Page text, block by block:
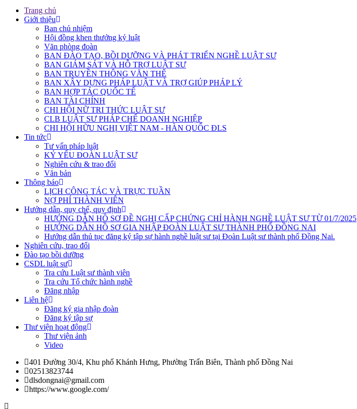
Trang chủ
Giới thiệu
Ban chủ nhiệm
Hội đồng khen thưởng kỷ luật
Văn phòng đoàn
BAN ĐÀO TẠO, BỒI DƯỠNG VÀ PHÁT TRIỂN NGHỀ LUẬT SƯ
BAN GIÁM SÁT VÀ HỖ TRỢ LUẬT SƯ
BAN TRUYỀN THÔNG VĂN THỂ
BAN XÂY DỰNG PHÁP LUẬT VÀ TRỢ GIÚP PHÁP LÝ
BAN HỢP TÁC QUỐC TẾ
BAN TÀI CHÍNH
CHI HỘI NỮ TRI THỨC LUẬT SƯ
CLB LUẬT SƯ PHÁP CHẾ DOANH NGHIỆP
CHI HỘI HỮU NGHỊ VIỆT NAM - HÀN QUỐC ĐLS
Tin tức
Tư vấn pháp luật
KỶ YẾU ĐOÀN LUẬT SƯ
Nghiên cứu & trao đổi
Văn bản
Thông báo
LỊCH CÔNG TÁC VÀ TRỰC TUẦN
NỢ PHÍ THÀNH VIÊN
Hướng dẫn, quy chế, quy định
HƯỚNG DẪN HỒ SƠ ĐỀ NGHỊ CẤP CHỨNG CHỈ HÀNH NGHỀ LUẬT SƯ TỪ 01/7/2025
HƯỚNG DẪN HỒ SƠ GIA NHẬP ĐOÀN LUẬT SƯ THÀNH PHỐ ĐỒNG NAI
Hướng dẫn thủ tục đăng ký tập sự hành nghề luật sư tại Đoàn Luật sư thành phố Đồng Nai.
Nghiên cứu, trao đổi
Đào tạo bồi dưỡng
CSDL luật sư
Tra cứu Luật sư thành viên
Tra cứu Tổ chức hành nghề
Đăng nhập
Liên hệ
Đăng ký gia nhập đoàn
Đăng ký tập sự
Thư viện hoạt động
Thư viện ảnh
Video
401 Đường 30/4, Khu phố Khánh Hưng, Phường Trấn Biên, Thành phố Đồng Nai
02513823744
dlsdongnai@gmail.com
https://www.google.com/